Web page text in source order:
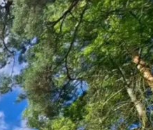
в сфере
Своим
Валентина
Альшаева,
Свинолобов,
Кирилл